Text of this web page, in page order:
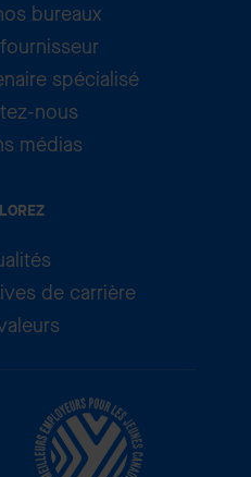
bureaux
spécialisé
nous
médias
de carrière